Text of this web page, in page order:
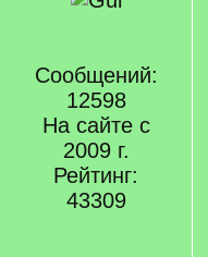
Сообщений:
12598
На сайте с
2009 г.
Рейтинг:
43309